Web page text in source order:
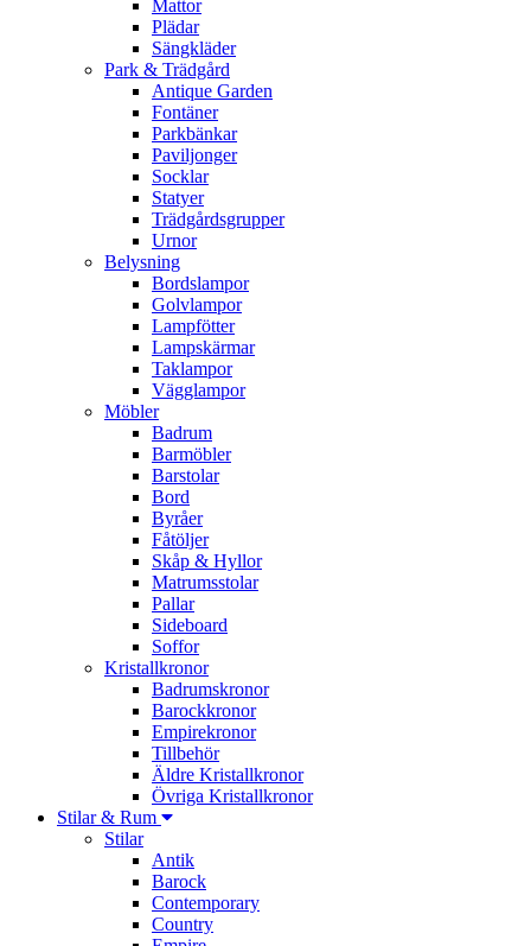
Mattor
Plädar
Sängkläder
Park & Trädgård
Antique Garden
Fontäner
Parkbänkar
Paviljonger
Socklar
Statyer
Trädgårdsgrupper
Urnor
Belysning
Bordslampor
Golvlampor
Lampfötter
Lampskärmar
Taklampor
Vägglampor
Möbler
Badrum
Barmöbler
Barstolar
Bord
Byråer
Fåtöljer
Skåp & Hyllor
Matrumsstolar
Pallar
Sideboard
Soffor
Kristallkronor
Badrumskronor
Barockkronor
Empirekronor
Tillbehör
Äldre Kristallkronor
Övriga Kristallkronor
Stilar & Rum
Stilar
Antik
Barock
Contemporary
Country